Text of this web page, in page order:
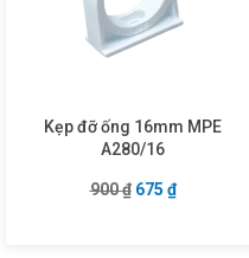
Kẹp đỡ ống 16mm MPE
A280/16
900₫ Giá gốc là: 900
675 ₫Giá hiện